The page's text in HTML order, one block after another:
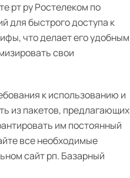
рт ру Ростелеком по
для быстрого доступа к
что делает его удобным
свои
к использованию и
из пакетов, предлагающих
им постоянный
все необходимые
сайт рп. Базарный